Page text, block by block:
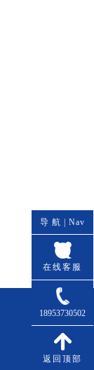
导 航 | Nav
在线客服
18953730502
返回顶部